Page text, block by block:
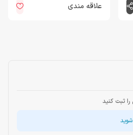
علاقه مندی
ثبت کنید
شوید